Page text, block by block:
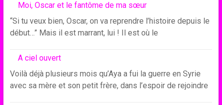
Moi, Oscar et le fantôme de ma sœur
“Si tu veux bien, Oscar, on va reprendre l’histoire depuis le
début…” Mais il est marrant, lui ! Il est où le
A ciel ouvert
Voilà déjà plusieurs mois qu’Aya a fui la guerre en Syrie
avec sa mère et son petit frère, dans l’espoir de rejoindre